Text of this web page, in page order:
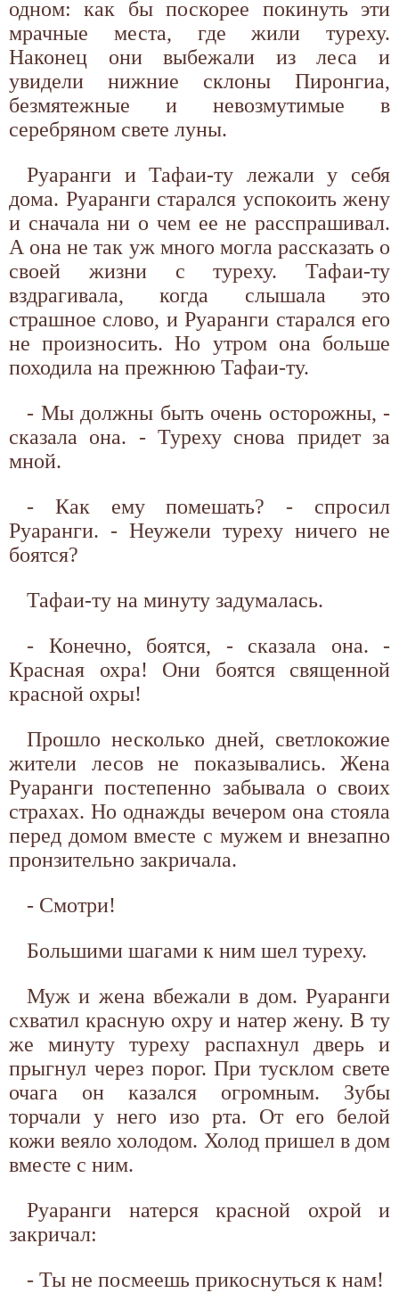
одном: как бы поскорее покинуть эти
мрачные места, где жили туреху.
Наконец они выбежали из леса и
увидели нижние склоны Пиронгиа,
безмятежные и невозмутимые в
серебряном свете луны.
Руаранги и Тафаи-ту лежали у себя
дома. Руаранги старался успокоить жену
и сначала ни о чем ее не расспрашивал.
А она не так уж много могла рассказать о
своей жизни с туреху. Тафаи-ту
вздрагивала, когда слышала это
страшное слово, и Руаранги старался его
не произносить. Но утром она больше
походила на прежнюю Тафаи-ту.
- Мы должны быть очень осторожны, -
сказала она. - Туреху снова придет за
мной.
- Как ему помешать? - спросил
Руаранги. - Неужели туреху ничего не
боятся?
Тафаи-ту на минуту задумалась.
- Конечно, боятся, - сказала она. -
Красная охра! Они боятся священной
красной охры!
Прошло несколько дней, светлокожие
жители лесов не показывались. Жена
Руаранги постепенно забывала о своих
страхах. Но однажды вечером она стояла
перед домом вместе с мужем и внезапно
пронзительно закричала.
- Смотри!
Большими шагами к ним шел туреху.
Муж и жена вбежали в дом. Руаранги
схватил красную охру и натер жену. В ту
же минуту туреху распахнул дверь и
прыгнул через порог. При тусклом свете
очага он казался огромным. Зубы
торчали у него изо рта. От его белой
кожи веяло холодом. Холод пришел в дом
вместе с ним.
Руаранги натерся красной охрой и
закричал:
- Ты не посмеешь прикоснуться к нам!